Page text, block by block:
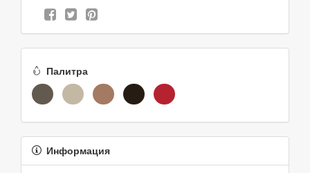
Палитра
Информация